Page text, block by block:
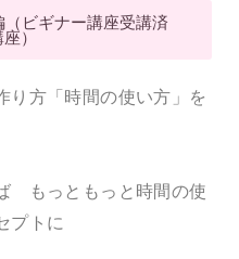
（ビギナー講座受講済
）
方「時間の使い方」を
もっともっと時間の使
プトに